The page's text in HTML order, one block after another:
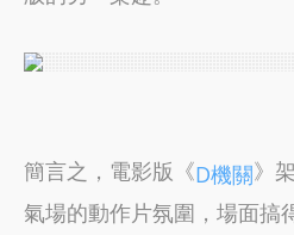
簡言之，電影版《D機關》
氣場的動作片氛圍，場面搞